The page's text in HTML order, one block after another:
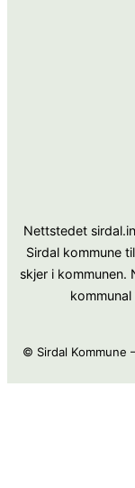
Nettstedet
Sirdal kommune
skjer i
© Sirdal Kommune